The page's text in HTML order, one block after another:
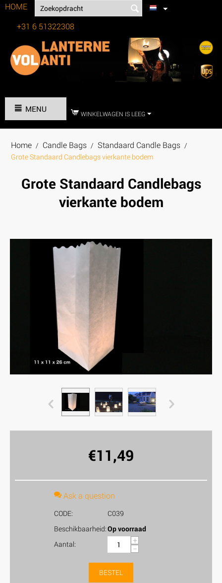
HOME
+31 6 51322308
MENU WINKELWAGEN IS LEEG
Home / Candle Bags / Standaard Candle Bags /
Grote Standaard Candlebags vierkante bodem
Grote Standaard Candlebags
vierkante bodem
€11,49
Ask a question
CODE:
C039
Beschikbaarheid:Op voorraad
Aantal:
+
−
BESTEL